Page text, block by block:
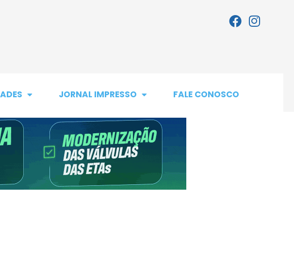
JORNAL IMPRESSO FALE CONOSCO